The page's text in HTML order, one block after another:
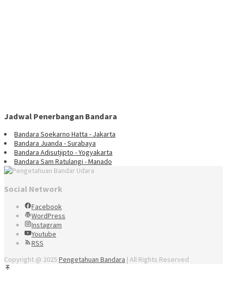
Jadwal Penerbangan Bandara
Bandara Soekarno Hatta - Jakarta
Bandara Juanda - Surabaya
Bandara Adisutjipto - Yogyakarta
Bandara Sam Ratulangi - Manado
Social Network
Facebook
WordPress
Instagram
Youtube
RSS
Copyright @ 2025 Pengetahuan Bandara | All Rights Reserved